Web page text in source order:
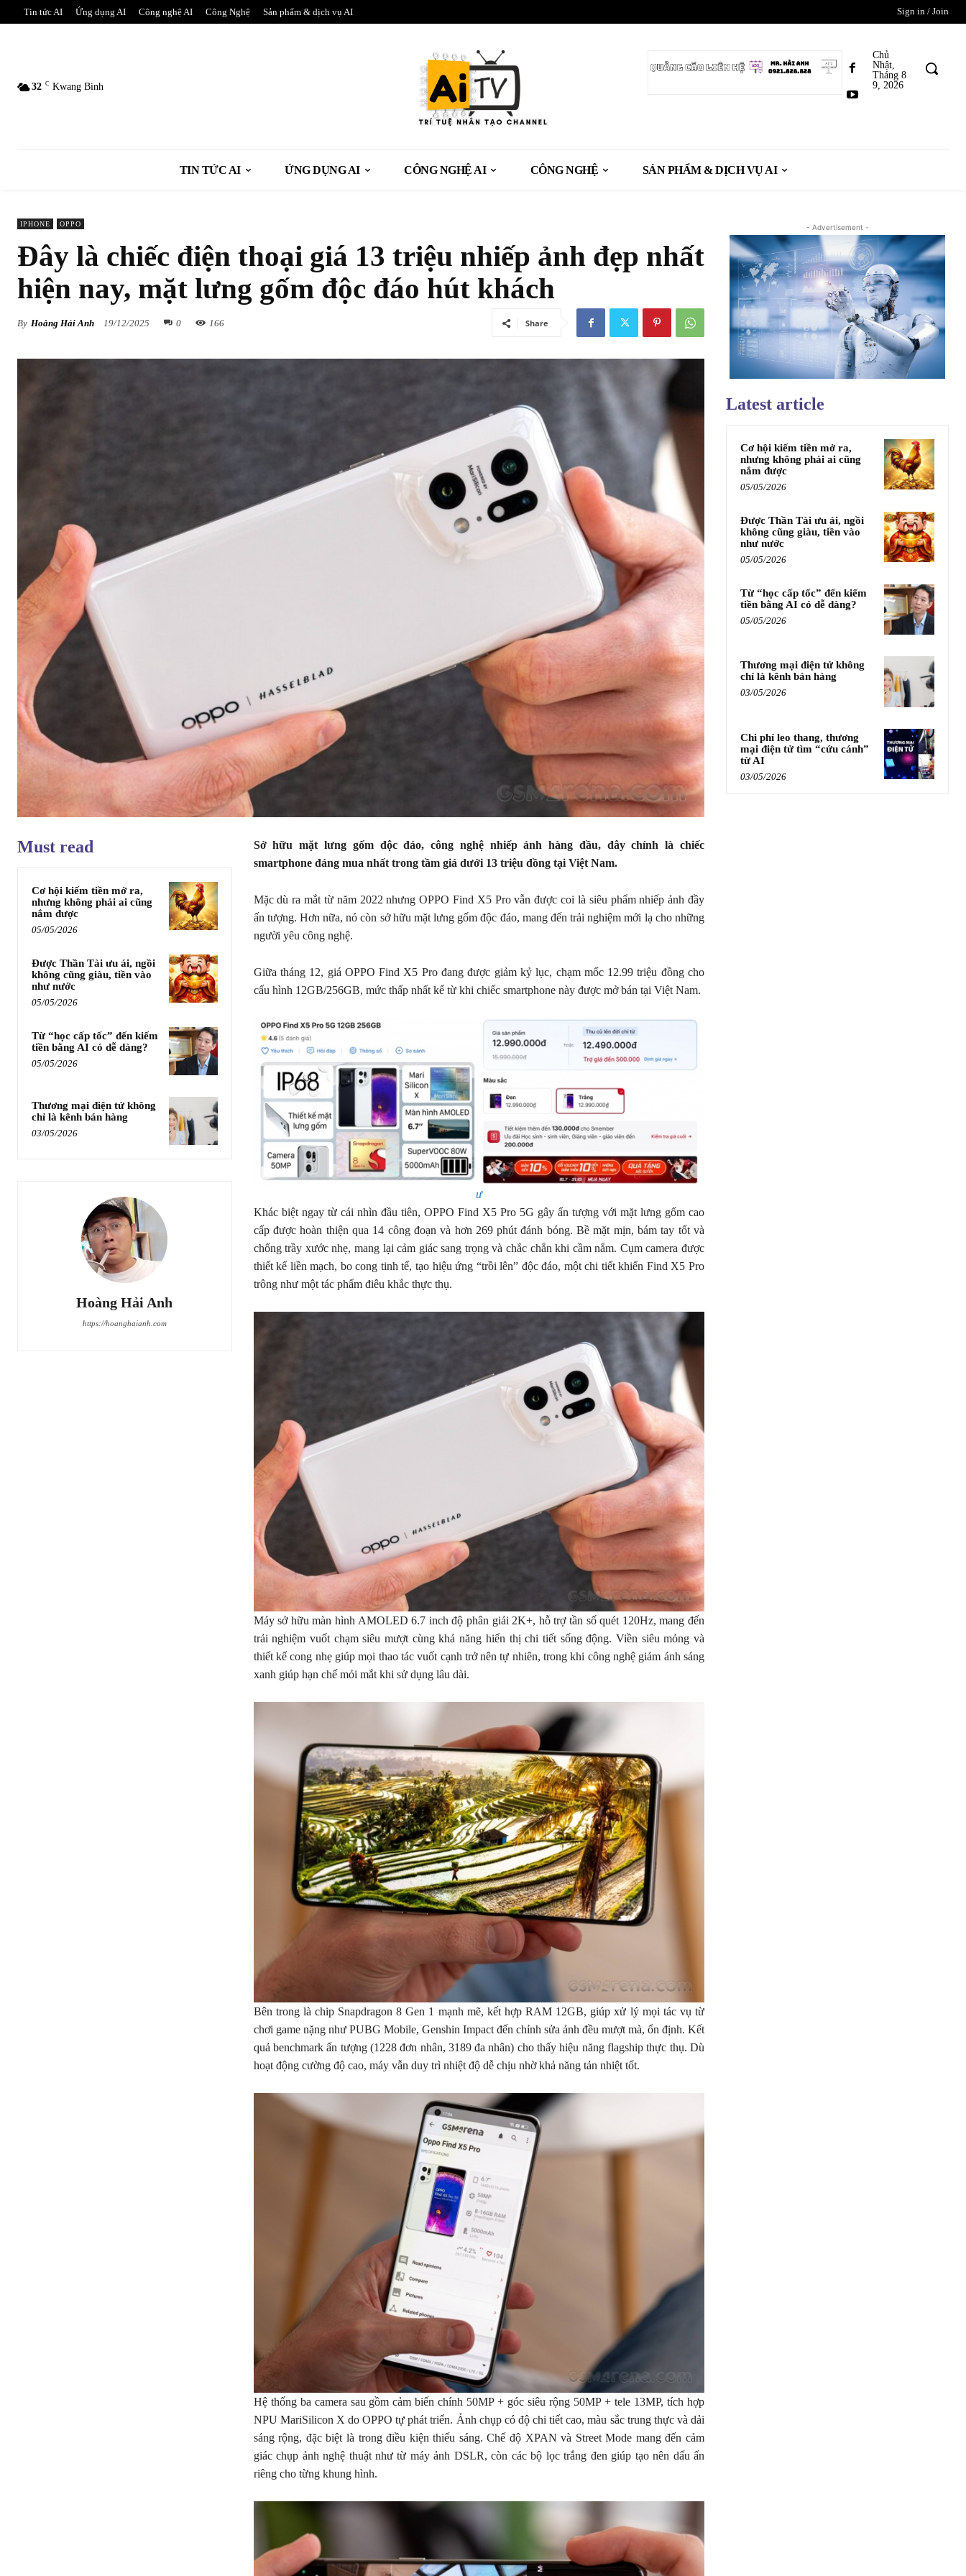
Tin tức AI Ứng dụng AI Công nghệ AI Công Nghệ Sản phẩm & dịch vụ AI Sign in / Join
32 C Kwang Binh
Chủ
Nhật,
Tháng 8
9, 2026
TIN TỨC AI ỨNG DỤNG AI CÔNG NGHỆ AI CÔNG NGHỆ SẢN PHẨM & DỊCH VỤ AI
IPHONE OPPO
Đây là chiếc điện thoại giá 13 triệu nhiếp ảnh đẹp nhất
hiện nay, mặt lưng gốm độc đáo hút khách
By Hoàng Hải Anh 19/12/2025 0 166 Share
Must read
Cơ hội kiếm tiền mở ra,
nhưng không phải ai cũng
nắm được
05/05/2026
Được Thần Tài ưu ái, ngồi
không cũng giàu, tiền vào
như nước
05/05/2026
Từ “học cấp tốc” đến kiếm
tiền bằng AI có dễ dàng?
05/05/2026
Thương mại điện tử không
chỉ là kênh bán hàng
03/05/2026
Hoàng Hải Anh
https://hoanghaianh.com
Sở hữu mặt lưng gốm độc đáo, công nghệ nhiếp ảnh hàng đầu, đây chính là chiếc
smartphone đáng mua nhất trong tầm giá dưới 13 triệu đồng tại Việt Nam.
Mặc dù ra mắt từ năm 2022 nhưng OPPO Find X5 Pro vẫn được coi là siêu phẩm nhiếp ảnh đầy
ấn tượng. Hơn nữa, nó còn sở hữu mặt lưng gốm độc đáo, mang đến trải nghiệm mới lạ cho những
người yêu công nghệ.
Giữa tháng 12, giá OPPO Find X5 Pro đang được giảm kỷ lục, chạm mốc 12.99 triệu đồng cho
cấu hình 12GB/256GB, mức thấp nhất kể từ khi chiếc smartphone này được mở bán tại Việt Nam.
ư
Khác biệt ngay từ cái nhìn đầu tiên, OPPO Find X5 Pro 5G gây ấn tượng với mặt lưng gốm cao
cấp được hoàn thiện qua 14 công đoạn và hơn 269 phút đánh bóng. Bề mặt mịn, bám tay tốt và
chống trầy xước nhẹ, mang lại cảm giác sang trọng và chắc chắn khi cầm nắm. Cụm camera được
thiết kế liền mạch, bo cong tinh tế, tạo hiệu ứng “trồi lên” độc đáo, một chi tiết khiến Find X5 Pro
trông như một tác phẩm điêu khắc thực thụ.
Máy sở hữu màn hình AMOLED 6.7 inch độ phân giải 2K+, hỗ trợ tần số quét 120Hz, mang đến
trải nghiệm vuốt chạm siêu mượt cùng khả năng hiển thị chi tiết sống động. Viền siêu mỏng và
thiết kế cong nhẹ giúp mọi thao tác vuốt cạnh trở nên tự nhiên, trong khi công nghệ giảm ánh sáng
xanh giúp hạn chế mỏi mắt khi sử dụng lâu dài.
Bên trong là chip Snapdragon 8 Gen 1 mạnh mẽ, kết hợp RAM 12GB, giúp xử lý mọi tác vụ từ
chơi game nặng như PUBG Mobile, Genshin Impact đến chỉnh sửa ảnh đều mượt mà, ổn định. Kết
quả benchmark ấn tượng (1228 đơn nhân, 3189 đa nhân) cho thấy hiệu năng flagship thực thụ. Dù
hoạt động cường độ cao, máy vẫn duy trì nhiệt độ dễ chịu nhờ khả năng tản nhiệt tốt.
Hệ thống ba camera sau gồm cảm biến chính 50MP + góc siêu rộng 50MP + tele 13MP, tích hợp
NPU MariSilicon X do OPPO tự phát triển. Ảnh chụp có độ chi tiết cao, màu sắc trung thực và dải
sáng rộng, đặc biệt là trong điều kiện thiếu sáng. Chế độ XPAN và Street Mode mang đến cảm
giác chụp ảnh nghệ thuật như từ máy ảnh DSLR, còn các bộ lọc trắng đen giúp tạo nên dấu ấn
riêng cho từng khung hình.
- Advertisement -
Latest article
Cơ hội kiếm tiền mở ra,
nhưng không phải ai cũng
nắm được
05/05/2026
Được Thần Tài ưu ái, ngồi
không cũng giàu, tiền vào
như nước
05/05/2026
Từ “học cấp tốc” đến kiếm
tiền bằng AI có dễ dàng?
05/05/2026
Thương mại điện tử không
chỉ là kênh bán hàng
03/05/2026
Chi phí leo thang, thương
mại điện tử tìm “cứu cánh”
từ AI
03/05/2026